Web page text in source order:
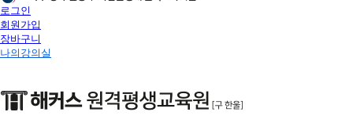
로그인
회원가입
장바구니
나의강의실